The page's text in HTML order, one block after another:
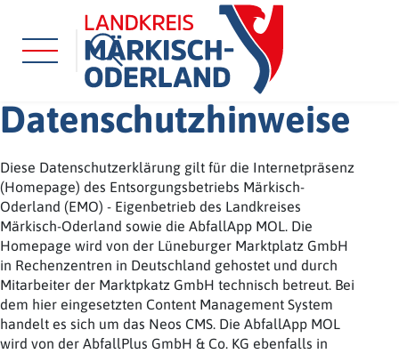
Datenschutzhinweise
Diese Datenschutzerklärung gilt für die Internetpräsenz
(Homepage) des Entsorgungsbetriebs Märkisch-
Oderland (EMO) - Eigenbetrieb des Landkreises
Märkisch-Oderland sowie die AbfallApp MOL. Die
Homepage wird von der Lüneburger Marktplatz GmbH
in Rechenzentren in Deutschland gehostet und durch
Mitarbeiter der Marktpkatz GmbH technisch betreut. Bei
dem hier eingesetzten Content Management System
handelt es sich um das Neos CMS. Die AbfallApp MOL
wird von der AbfallPlus GmbH & Co. KG ebenfalls in